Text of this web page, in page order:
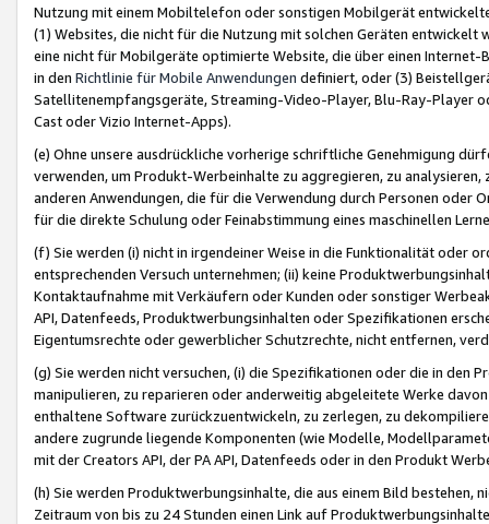
Nutzung mit einem Mobiltelefon oder sonstigen Mobilgerät
(1) Websites, die nicht für die Nutzung mit solchen Geräten
eine nicht für Mobilgeräte optimierte Website, die über einen
in den Richtlinie für Mobile Anwendungen definiert, oder (3)
Satellitenempfangsgeräte, Streaming-Video-Player, Blu-Ray-Player
Cast oder Vizio Internet-Apps).
(e) Ohne unsere ausdrückliche vorherige schriftliche Genehmigung
verwenden, um Produkt-Werbeinhalte zu aggregieren, zu
anderen Anwendungen, die für die Verwendung durch Personen
für die direkte Schulung oder Feinabstimmung eines maschinellen
(f) Sie werden (i) nicht in irgendeiner Weise in die Funktionalität oder
entsprechenden Versuch unternehmen; (ii) keine
Kontaktaufnahme mit Verkäufern oder Kunden oder sonstiger
API, Datenfeeds, Produktwerbungsinhalten oder Spezifikationen
Eigentumsrechte oder gewerblicher Schutzrechte, nicht entfernen,
(g) Sie werden nicht versuchen, (i) die Spezifikationen oder die in
manipulieren, zu reparieren oder anderweitig abgeleitete Werke
enthaltene Software zurückzuentwickeln, zu zerlegen, zu
andere zugrunde liegende Komponenten (wie Modelle,
mit der Creators API, der PA API, Datenfeeds oder in den Produkt
(h) Sie werden Produktwerbungsinhalte, die aus einem Bild bestehen,
Zeitraum von bis zu 24 Stunden einen Link auf